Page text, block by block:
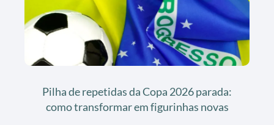
Pilha de repetidas da Copa 2026 parada:
como transformar em figurinhas novas